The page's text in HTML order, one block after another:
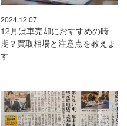
2024.12.07
12月は車売却におすすめの時
期？買取相場と注意点を教えま
す